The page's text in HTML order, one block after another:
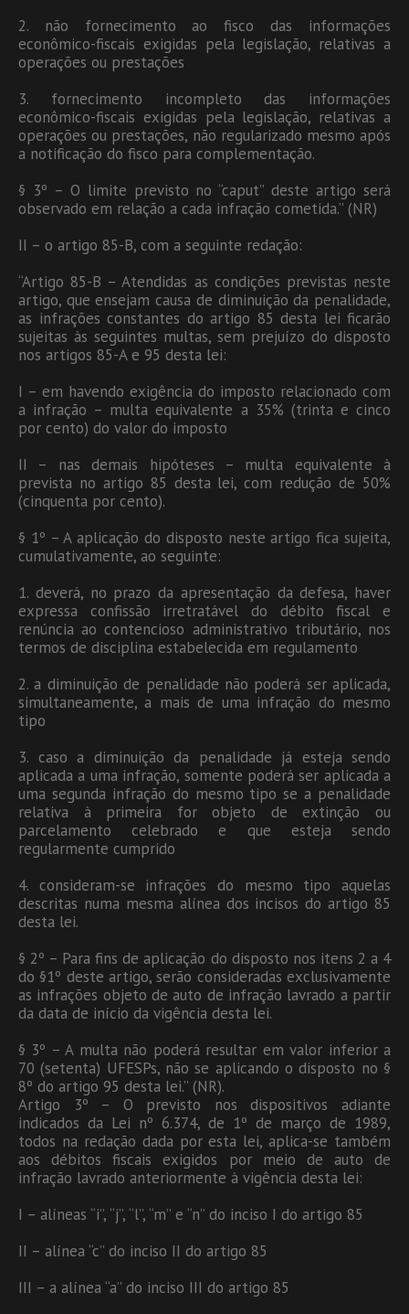
2. não fornecimento ao fisco das informações
econômico-fiscais exigidas pela legislação, relativas a
operações ou prestações
3. fornecimento incompleto das informações
econômico-fiscais exigidas pela legislação, relativas a
operações ou prestações, não regularizado mesmo após
a notificação do fisco para complementação.
§ 3º – O limite previsto no “caput” deste artigo será
observado em relação a cada infração cometida.” (NR)
II – o artigo 85-B, com a seguinte redação:
“Artigo 85-B – Atendidas as condições previstas neste
artigo, que ensejam causa de diminuição da penalidade,
as infrações constantes do artigo 85 desta lei ficarão
sujeitas às seguintes multas, sem prejuízo do disposto
nos artigos 85-A e 95 desta lei:
I – em havendo exigência do imposto relacionado com
a infração – multa equivalente a 35% (trinta e cinco
por cento) do valor do imposto
II – nas demais hipóteses – multa equivalente à
prevista no artigo 85 desta lei, com redução de 50%
(cinquenta por cento).
§ 1º – A aplicação do disposto neste artigo fica sujeita,
cumulativamente, ao seguinte:
1. deverá, no prazo da apresentação da defesa, haver
expressa confissão irretratável do débito fiscal e
renúncia ao contencioso administrativo tributário, nos
termos de disciplina estabelecida em regulamento
2. a diminuição de penalidade não poderá ser aplicada,
simultaneamente, a mais de uma infração do mesmo
tipo
3. caso a diminuição da penalidade já esteja sendo
aplicada a uma infração, somente poderá ser aplicada a
uma segunda infração do mesmo tipo se a penalidade
relativa à primeira for objeto de extinção ou
parcelamento celebrado e que esteja sendo
regularmente cumprido
4. consideram-se infrações do mesmo tipo aquelas
descritas numa mesma alínea dos incisos do artigo 85
desta lei.
§ 2º – Para fins de aplicação do disposto nos itens 2 a 4
do §1º deste artigo, serão consideradas exclusivamente
as infrações objeto de auto de infração lavrado a partir
da data de início da vigência desta lei.
§ 3º – A multa não poderá resultar em valor inferior a
70 (setenta) UFESPs, não se aplicando o disposto no §
8º do artigo 95 desta lei.” (NR).
Artigo 3º – O previsto nos dispositivos adiante
indicados da Lei nº 6.374, de 1º de março de 1989,
todos na redação dada por esta lei, aplica-se também
aos débitos fiscais exigidos por meio de auto de
infração lavrado anteriormente à vigência desta lei:
I – alíneas “i”, “j”, “l”, “m” e “n” do inciso I do artigo 85
II – alínea “c” do inciso II do artigo 85
III – a alínea “a” do inciso III do artigo 85